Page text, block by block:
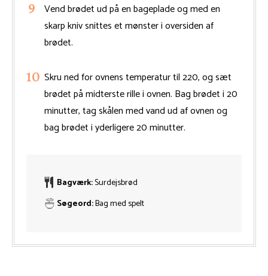
Vend brødet ud på en bageplade og med en
skarp kniv snittes et mønster i oversiden af
brødet.
Skru ned for ovnens temperatur til 220, og sæt
brødet på midterste rille i ovnen. Bag brødet i 20
minutter, tag skålen med vand ud af ovnen og
bag brødet i yderligere 20 minutter.
Bagværk:Surdejsbrød
Søgeord:Bag med spelt